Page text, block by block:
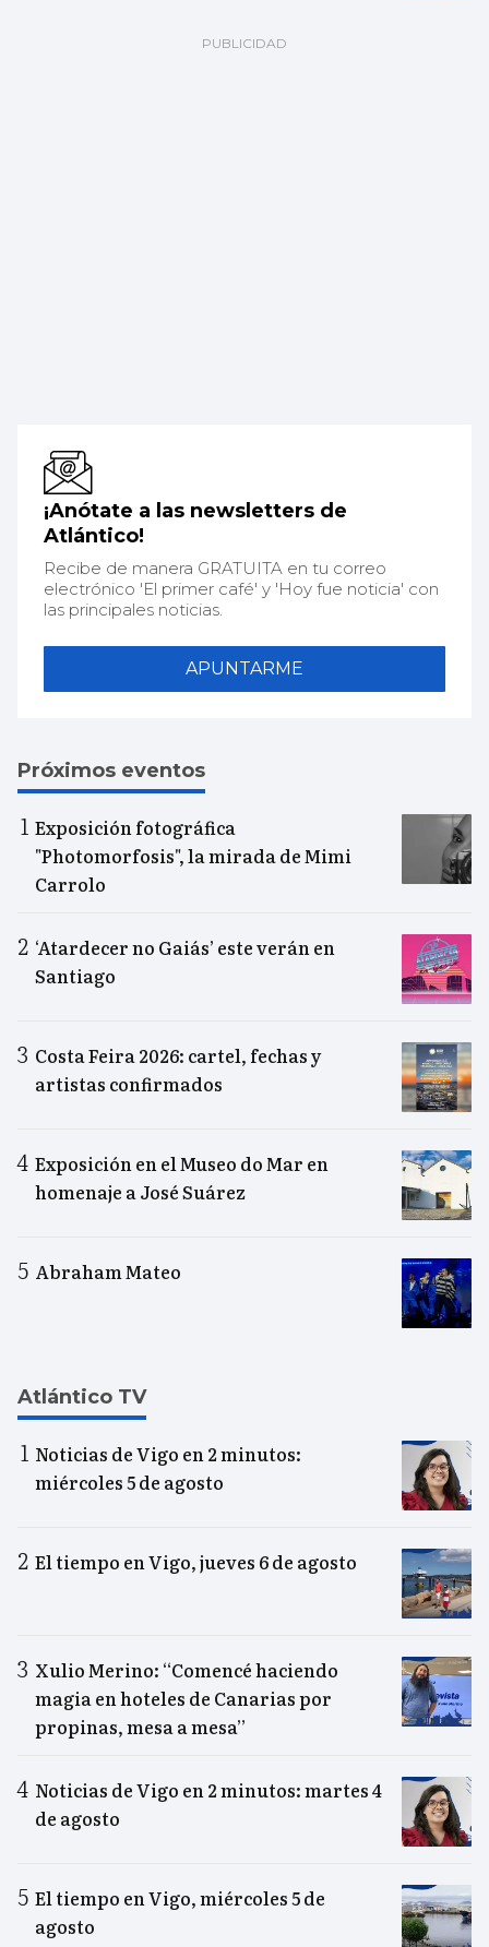
¡Anótate a las newsletters de
Atlántico!
Recibe de manera GRATUITA en tu correo
electrónico 'El primer café' y 'Hoy fue noticia' con
las principales noticias.
APUNTARME
Próximos eventos
Exposición fotográfica
"Photomorfosis", la mirada de Mimi
Carrolo
‘Atardecer no Gaiás’ este verán en
Santiago
Costa Feira 2026: cartel, fechas y
artistas confirmados
Exposición en el Museo do Mar en
homenaje a José Suárez
Abraham Mateo
Atlántico TV
Noticias de Vigo en 2 minutos:
miércoles 5 de agosto
El tiempo en Vigo, jueves 6 de agosto
Xulio Merino: “Comencé haciendo
magia en hoteles de Canarias por
propinas, mesa a mesa”
Noticias de Vigo en 2 minutos: martes 4
de agosto
El tiempo en Vigo, miércoles 5 de
agosto